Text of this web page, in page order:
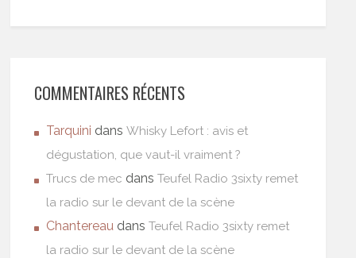
COMMENTAIRES RÉCENTS
Tarquini dansWhisky Lefort : avis et
dégustation, que vaut-il vraiment ?
Trucs de mec dansTeufel Radio 3sixty remet
la radio sur le devant de la scène
Chantereau dansTeufel Radio 3sixty remet
la radio sur le devant de la scène